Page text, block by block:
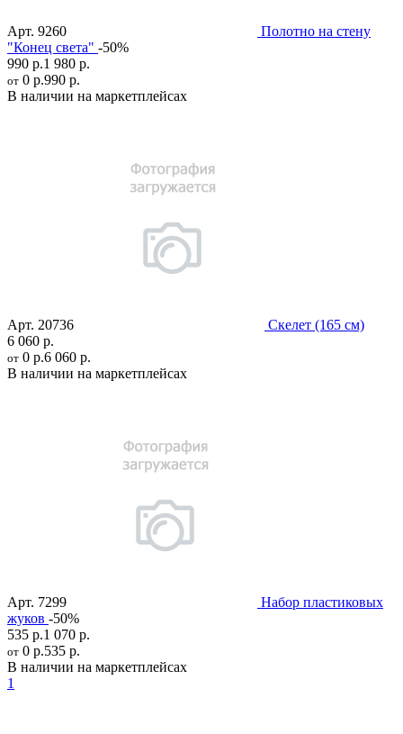
Арт. 9260
Полотно на стену
"Конец света" -50%
990 р.1 980 р.
от 0 р.990 р.
В наличии на маркетплейсах
Арт. 20736
Скелет (165 см)
6 060 р.
от 0 р.6 060 р.
В наличии на маркетплейсах
Арт. 7299
Набор пластиковых
жуков -50%
535 р.1 070 р.
от 0 р.535 р.
В наличии на маркетплейсах
1